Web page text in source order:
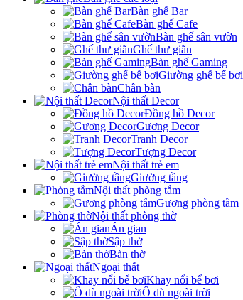
Bàn ghế Bar
Bàn ghế Cafe
Bàn ghế sân vườn
Ghế thư giãn
Bàn ghế Gaming
Giường ghế bể bơi
Chân bàn
Nội thất Decor
Đồng hồ Decor
Gương Decor
Tranh Decor
Tượng Decor
Nội thất trẻ em
Giường tầng
Nội thất phòng tắm
Gương phòng tắm
Nội thất phòng thờ
Án gian
Sập thờ
Bàn thờ
Ngoại thất
Khay nổi bể bơi
Ô dù ngoài trời